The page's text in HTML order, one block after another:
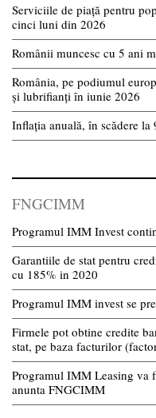
Serviciile de piață pentru
cinci luni din 2026
Românii muncesc cu 5 ani
România, pe podiumul
și lubrifianți în iunie 2026
Inflația anuală, în scădere
FNGCIMM
Programul IMM Invest
Garantiile de stat pentru
cu 185% in 2020
Programul IMM invest se
Firmele pot obtine credite
stat, pe baza facturilor
Programul IMM Leasing va
anunta FNGCIMM